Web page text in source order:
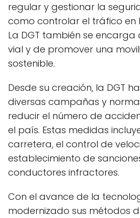
regular y gestionar la
como controlar el tráfico en
La DGT también se
vial y de promover una
sostenible.
Desde su creación, la DGT
diversas campañas y
reducir el número de
el país. Estas medidas
carretera, el control de
establecimiento de
conductores infractores.
Con el avance de la
modernizado sus métodos